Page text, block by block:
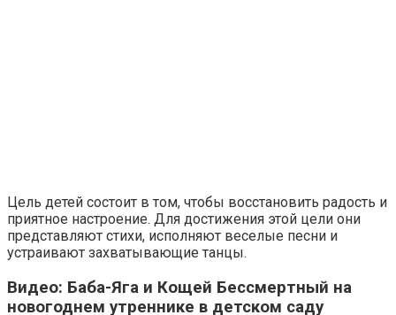
Цель детей состоит в том, чтобы восстановить радость и
приятное настроение. Для достижения этой цели они
представляют стихи, исполняют веселые песни и
устраивают захватывающие танцы.
Видео: Баба-Яга и Кощей Бессмертный на
новогоднем утреннике в детском саду